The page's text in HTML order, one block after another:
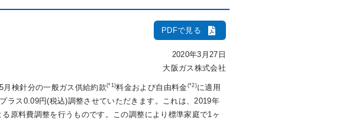
PDFで見る
2020年3月27日
大阪ガス株式会社
検針分の一般ガス供給約款(*1)料金および自由料金(*2)に適用
ラス0.09円(税込)調整させていただきます。これは、2019年
原料費調整を行うものです。この調整により標準家庭で1ヶ